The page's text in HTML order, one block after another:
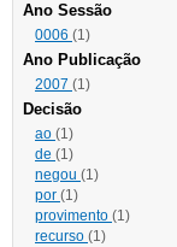
Ano Sessão
0006 (1)
Ano Publicação
2007 (1)
Decisão
ao (1)
de (1)
negou (1)
por (1)
provimento (1)
recurso (1)